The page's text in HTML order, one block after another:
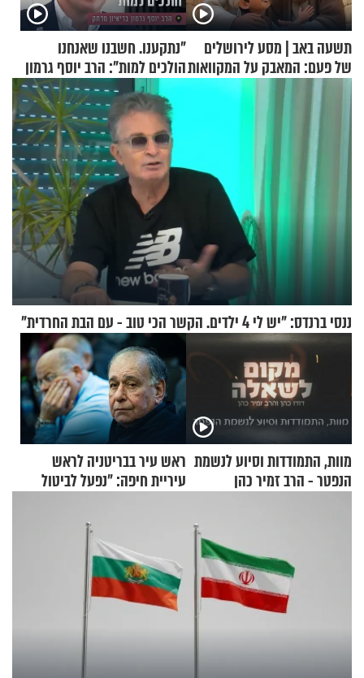
תשעה באב | מסע לירושלים
של פעם: המאבק על המקוואות
"נתקענו. חשבנו שאנחנו
הולכים למות": הרב יוסף גרמון
בריאיון מרתק
ננסי ברנדס: "יש לי 4 ילדים. הקשר הכי טוב - עם הבת החרדית"
מוות, התמודדות וסיוע לנשמת
הנפטר - הרב זמיר כהן
ראש עיר בבריטניה לראש
עיריית חיפה: ״נפעל לביטול